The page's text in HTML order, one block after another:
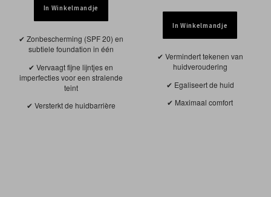
In Winkelmandje
Zonbescherming (SPF 20) en
subtiele foundation in één
Vervaagt fijne lijntjes en
imperfecties voor een stralende
teint
Versterkt de huidbarrière
In Winkelmandje
Vermindert tekenen van
huidveroudering
Egaliseert de huid
Maximaal comfort